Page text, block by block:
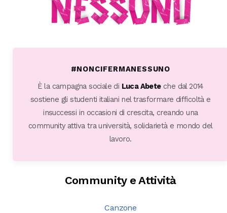
#NONCIFERMANESSUNO
È la campagna sociale di Luca Abeteche dal 2014
sostiene gli studenti italiani nel trasformare difficoltà e
insuccessi in occasioni di crescita, creando una
community attiva tra università, solidarietà e mondo del
lavoro.
Community e Attività
Canzone